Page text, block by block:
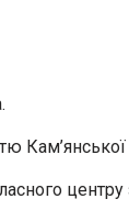
Кам’янської
центру